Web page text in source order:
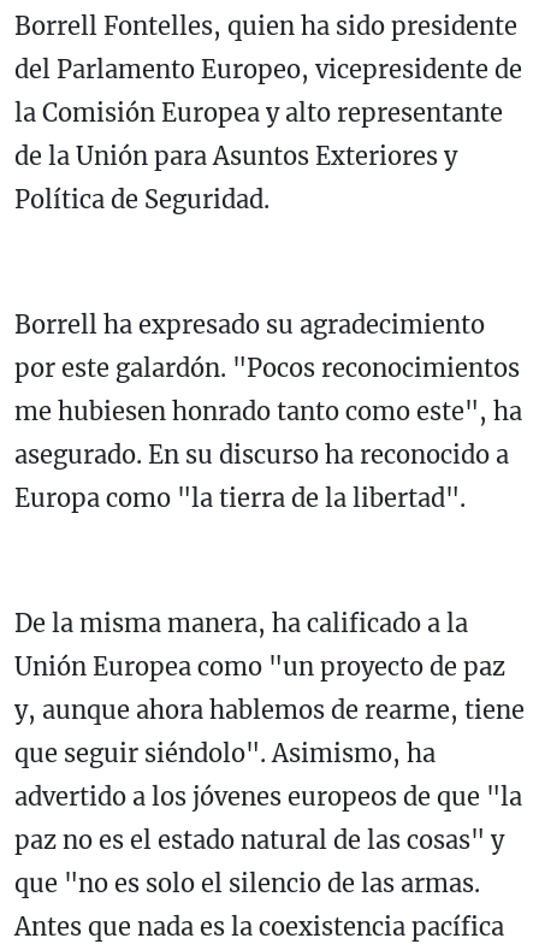
Borrell Fontelles, quien ha sido presidente
del Parlamento Europeo, vicepresidente de
la Comisión Europea y alto representante
de la Unión para Asuntos Exteriores y
Política de Seguridad.
Borrell ha expresado su agradecimiento
por este galardón. "Pocos reconocimientos
me hubiesen honrado tanto como este", ha
asegurado. En su discurso ha reconocido a
Europa como "la tierra de la libertad".
De la misma manera, ha calificado a la
Unión Europea como "un proyecto de paz
y, aunque ahora hablemos de rearme, tiene
que seguir siéndolo". Asimismo, ha
advertido a los jóvenes europeos de que "la
paz no es el estado natural de las cosas" y
que "no es solo el silencio de las armas.
Antes que nada es la coexistencia pacífica